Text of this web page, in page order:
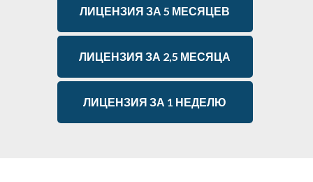
ЛИЦЕНЗИЯ ЗА 5 МЕСЯЦЕВ
ЛИЦЕНЗИЯ ЗА 2,5 МЕСЯЦА
ЛИЦЕНЗИЯ ЗА 1 НЕДЕЛЮ